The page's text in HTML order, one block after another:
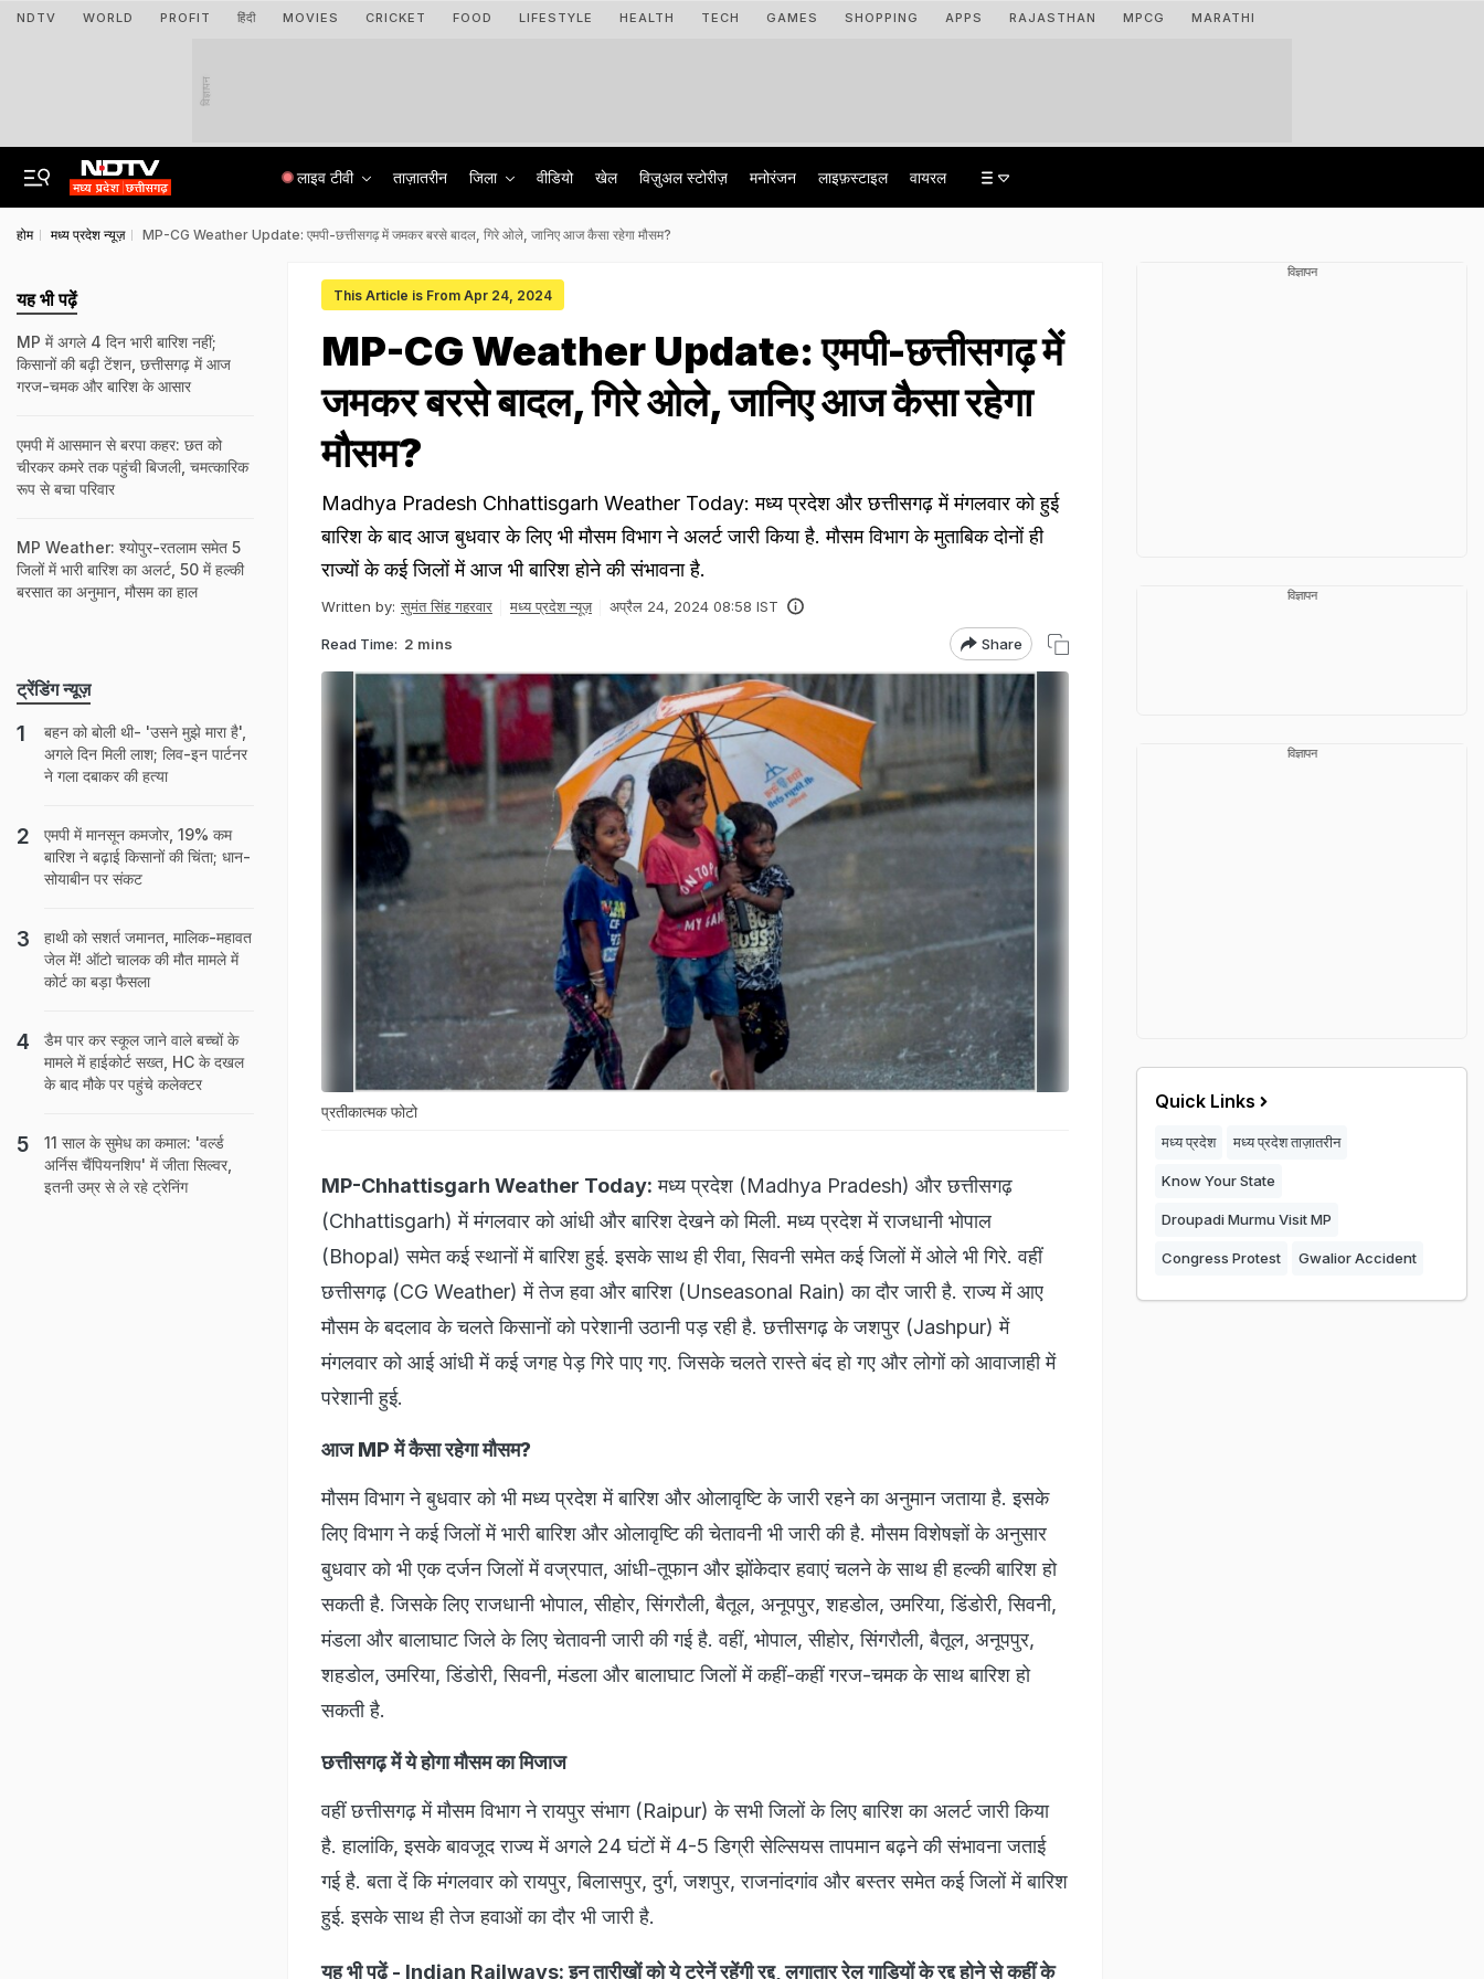
NDTV WORLD PROFIT हिंदी MOVIES CRICKET FOOD LIFESTYLE HEALTH TECH GAMES SHOPPING APPS RAJASTHAN MPCG MARATHI
विज्ञापन
लाइव टीवी ताज़ातरीन जिला वीडियो खेल विज़ुअल स्टोरीज़ मनोरंजन लाइफ़स्टाइल वायरल
होम मध्य प्रदेश न्यूज़ MP-CG Weather Update: एमपी-छत्तीसगढ़ में जमकर बरसे बादल, गिरे ओले, जानिए आज कैसा रहेगा मौसम?
This Article is From Apr 24, 2024
MP-CG Weather Update: एमपी-छत्तीसगढ़ में
जमकर बरसे बादल, गिरे ओले, जानिए आज कैसा रहेगा
मौसम?
Madhya Pradesh Chhattisgarh Weather Today: मध्य प्रदेश और छत्तीसगढ़ में मंगलवार को हुई
बारिश के बाद आज बुधवार के लिए भी मौसम विभाग ने अलर्ट जारी किया है. मौसम विभाग के मुताबिक दोनों ही
राज्यों के कई जिलों में आज भी बारिश होने की संभावना है.
Written by: सुमंत सिंह गहरवार मध्य प्रदेश न्यूज़ अप्रैल 24, 2024 08:58 IST
Read Time: 2 mins Share
प्रतीकात्मक फोटो
MP-Chhattisgarh Weather Today: मध्य प्रदेश (Madhya Pradesh) और छत्तीसगढ़
(Chhattisgarh) में मंगलवार को आंधी और बारिश देखने को मिली. मध्य प्रदेश में राजधानी भोपाल
(Bhopal) समेत कई स्थानों में बारिश हुई. इसके साथ ही रीवा, सिवनी समेत कई जिलों में ओले भी गिरे. वहीं
छत्तीसगढ़ (CG Weather) में तेज हवा और बारिश (Unseasonal Rain) का दौर जारी है. राज्य में आए
मौसम के बदलाव के चलते किसानों को परेशानी उठानी पड़ रही है. छत्तीसगढ़ के जशपुर (Jashpur) में
मंगलवार को आई आंधी में कई जगह पेड़ गिरे पाए गए. जिसके चलते रास्ते बंद हो गए और लोगों को आवाजाही में
परेशानी हुई.
आज MP में कैसा रहेगा मौसम?
मौसम विभाग ने बुधवार को भी मध्य प्रदेश में बारिश और ओलावृष्टि के जारी रहने का अनुमान जताया है. इसके
लिए विभाग ने कई जिलों में भारी बारिश और ओलावृष्टि की चेतावनी भी जारी की है. मौसम विशेषज्ञों के अनुसार
बुधवार को भी एक दर्जन जिलों में वज्रपात, आंधी-तूफान और झोंकेदार हवाएं चलने के साथ ही हल्की बारिश हो
सकती है. जिसके लिए राजधानी भोपाल, सीहोर, सिंगरौली, बैतूल, अनूपपुर, शहडोल, उमरिया, डिंडोरी, सिवनी,
मंडला और बालाघाट जिले के लिए चेतावनी जारी की गई है. वहीं, भोपाल, सीहोर, सिंगरौली, बैतूल, अनूपपुर,
शहडोल, उमरिया, डिंडोरी, सिवनी, मंडला और बालाघाट जिलों में कहीं-कहीं गरज-चमक के साथ बारिश हो
सकती है.
छत्तीसगढ़ में ये होगा मौसम का मिजाज
वहीं छत्तीसगढ़ में मौसम विभाग ने रायपुर संभाग (Raipur) के सभी जिलों के लिए बारिश का अलर्ट जारी किया
है. हालांकि, इसके बावजूद राज्य में अगले 24 घंटों में 4-5 डिग्री सेल्सियस तापमान बढ़ने की संभावना जताई
गई है. बता दें कि मंगलवार को रायपुर, बिलासपुर, दुर्ग, जशपुर, राजनांदगांव और बस्तर समेत कई जिलों में बारिश
हुई. इसके साथ ही तेज हवाओं का दौर भी जारी है.
यह भी पढ़ें - Indian Railways: इन तारीखों को ये ट्रेनें रहेंगी रद्द, लगातार रेल गाड़ियों के रद्द होने से कहीं के
यह भी पढ़ें
MP में अगले 4 दिन भारी बारिश नहीं;
किसानों की बढ़ी टेंशन, छत्तीसगढ़ में आज
गरज-चमक और बारिश के आसार
एमपी में आसमान से बरपा कहर: छत को
चीरकर कमरे तक पहुंची बिजली, चमत्कारिक
रूप से बचा परिवार
MP Weather: श्योपुर-रतलाम समेत 5
जिलों में भारी बारिश का अलर्ट, 50 में हल्‍की
बरसात का अनुमान, मौसम का हाल
ट्रेंडिंग न्यूज़
बहन को बोली थी- 'उसने मुझे मारा है',
अगले दिन मिली लाश; लिव-इन पार्टनर
ने गला दबाकर की हत्या
एमपी में मानसून कमजोर, 19% कम
बारिश ने बढ़ाई किसानों की चिंता; धान-
सोयाबीन पर संकट
हाथी को सशर्त जमानत, मालिक-महावत
जेल में! ऑटो चालक की मौत मामले में
कोर्ट का बड़ा फैसला
डैम पार कर स्कूल जाने वाले बच्चों के
मामले में हाईकोर्ट सख्त, HC के दखल
के बाद मौके पर पहुंचे कलेक्टर
11 साल के सुमेध का कमाल: 'वर्ल्ड
अर्निस चैंपियनशिप' में जीता सिल्वर,
इतनी उम्र से ले रहे ट्रेनिंग
विज्ञापन
विज्ञापन
विज्ञापन
Quick Links
मध्य प्रदेश मध्य प्रदेश ताज़ातरीन
Know Your State
Droupadi Murmu Visit MP
Congress Protest Gwalior Accident